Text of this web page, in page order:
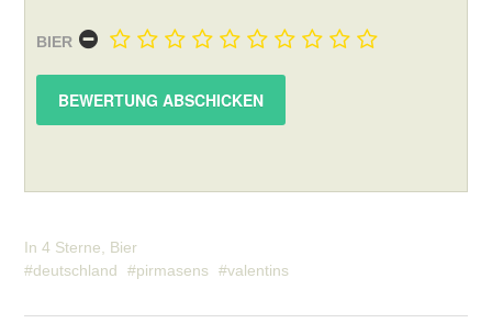
BIER
In4 Sterne
Bier
deutschland
pirmasens valentins